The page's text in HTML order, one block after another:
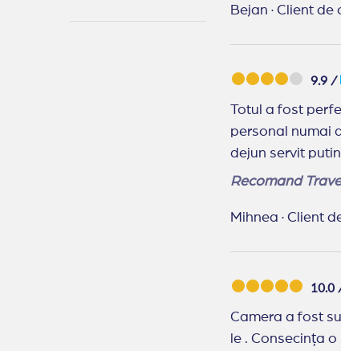
Bejan · Client de
9.9 /
Totul a fost
personal numai de bine,
dejun servit
Recomand
Mihnea · Client
10.0
Camera a fost
le . Consecința